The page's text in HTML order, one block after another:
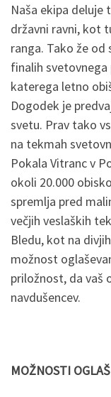
Naša ekipa
državni ravni, kot
ranga. Tako že
finalih svetovnega
katerega letno
Dogodek je
svetu. Prav tako
na tekmah
Pokala Vitranc v
okoli 20.000
spremlja pred
večjih veslaških
Bledu, kot na
možnost
priložnost, da vaš
navdušencev.
MOŽNOSTI